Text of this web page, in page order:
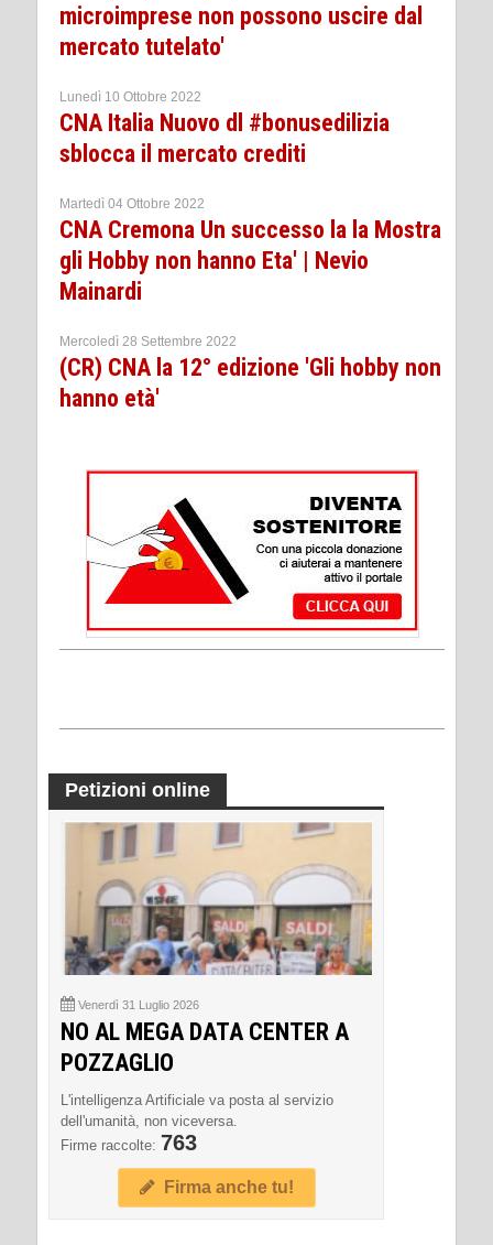
microimprese non possono uscire dal
mercato tutelato'
Lunedì 10 Ottobre 2022
CNA Italia Nuovo dl #bonusedilizia
sblocca il mercato crediti
Martedì 04 Ottobre 2022
CNA Cremona Un successo la la Mostra
gli Hobby non hanno Eta' | Nevio
Mainardi
Mercoledì 28 Settembre 2022
(CR) CNA la 12° edizione 'Gli hobby non
hanno età'
Petizioni online
Venerdì 31 Luglio 2026
NO AL MEGA DATA CENTER A
POZZAGLIO
L'intelligenza Artificiale va posta al servizio
dell'umanità, non viceversa.
Firme raccolte: 763
Firma anche tu!